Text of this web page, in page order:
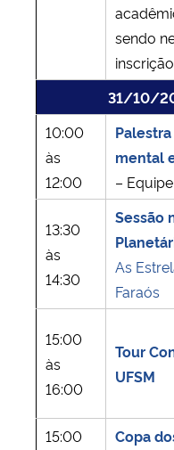
sendo
31/10/
10:00
às
12:00
mental
–
13:30
às
14:30
Sessão
As
Faraós
15:00
às
16:00
Tour
UFSM
15:00
Copa